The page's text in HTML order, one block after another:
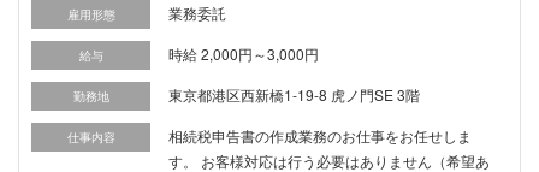
雇用形態 業務委託
給与 時給 2,000円～3,000円
勤務地 東京都港区西新橋1-19-8 虎ノ門SE 3階
仕事内容
相続税申告書の作成業務のお仕事をお任せしま
す。 お客様対応は行う必要はありません（希望あ